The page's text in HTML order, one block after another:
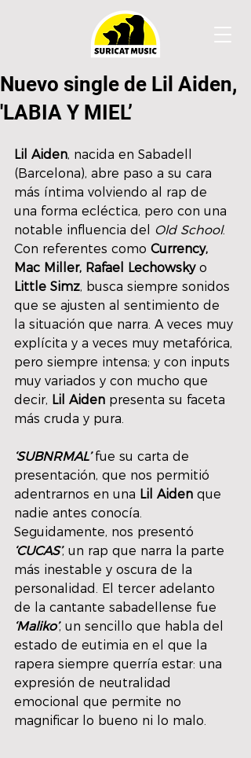
Nuevo single de Lil Aiden,
'LABIA Y MIEL’
Lil Aiden, nacida en Sabadell
(Barcelona), abre paso a su cara
más íntima volviendo al rap de
una forma ecléctica, pero con una
notable influencia del Old School.
Con referentes como Currency,
Mac Miller, Rafael Lechowsky o
Little Simz, busca siempre sonidos
que se ajusten al sentimiento de
la situación que narra. A veces muy
explícita y a veces muy metafórica,
pero siempre intensa; y con inputs
muy variados y con mucho que
decir, Lil Aiden presenta su faceta
más cruda y pura.
‘SUBNRMAL’ fue su carta de
presentación, que nos permitió
adentrarnos en una Lil Aiden que
nadie antes conocía.
Seguidamente, nos presentó
‘CUCAS’, un rap que narra la parte
más inestable y oscura de la
personalidad. El tercer adelanto
de la cantante sabadellense fue
‘Maliko’, un sencillo que habla del
estado de eutimia en el que la
rapera siempre querría estar: una
expresión de neutralidad
emocional que permite no
magnificar lo bueno ni lo malo.